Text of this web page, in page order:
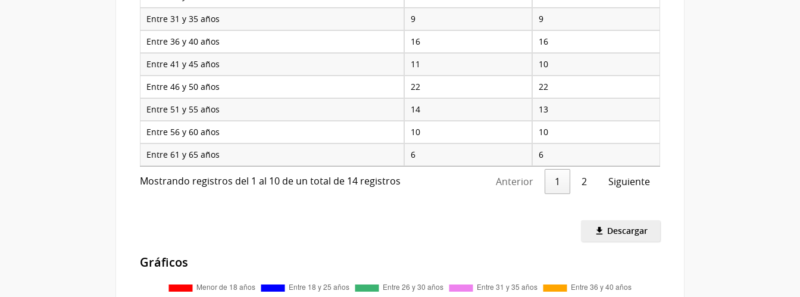
Entre 31 y 35 años 9 9
Entre 36 y 40 años 16 16
Entre 41 y 45 años 11 10
Entre 46 y 50 años 22 22
Entre 51 y 55 años 14 13
Entre 56 y 60 años 10 10
Entre 61 y 65 años 6 6
Mostrando registros del 1 al 10 de un total de 14 registros Anterior 1 2 Siguiente
Descargar
Gráficos